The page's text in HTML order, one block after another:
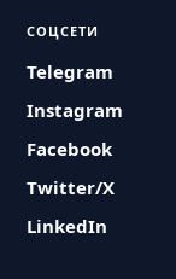
СОЦСЕТИ
Telegram
Instagram
Facebook
Twitter/X
LinkedIn